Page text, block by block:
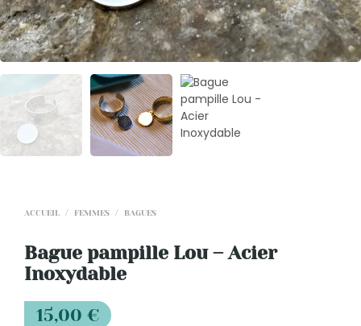
ACCUEIL / FEMMES / BAGUES
Bague pampille Lou – Acier
Inoxydable
15,00 €